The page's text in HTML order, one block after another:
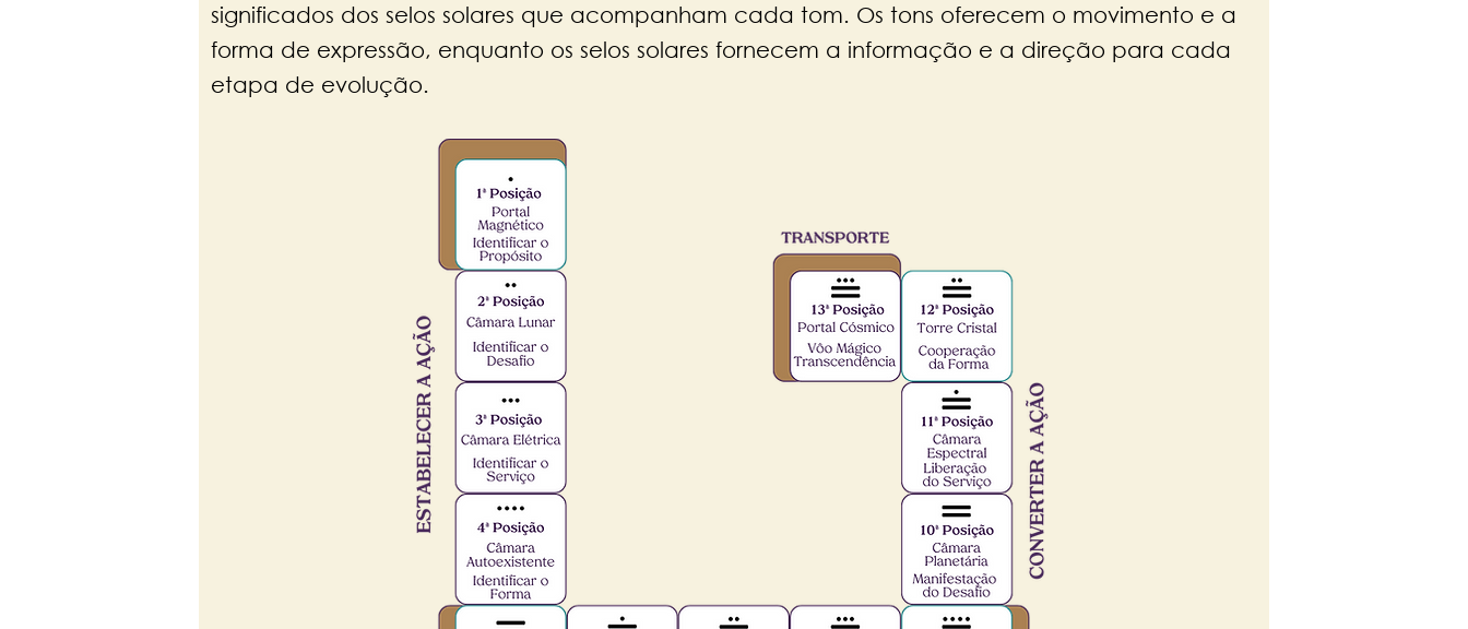
significados dos selos solares que acompanham cada tom. Os tons oferecem o movimento e a
forma de expressão, enquanto os selos solares fornecem a informação e a direção para cada
etapa de evolução.